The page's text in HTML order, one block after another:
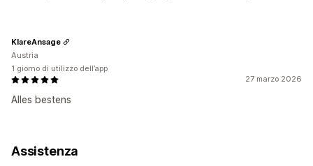
27 marzo 2026
Alles bestens
KlareAnsage
Austria
1 giorno di utilizzo dell’app
Assistenza